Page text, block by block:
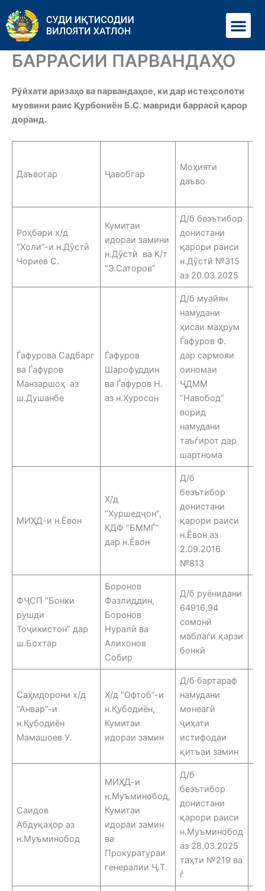
содержимому
БАРРАСИИ ПАРВАНДАҲО
Рӯйхати аризаҳо ва парвандаҳое, ки дар истеҳсолоти
муовини раис Қурбониён Б.С. мавриди баррасӣ қарор
доранд.
Даъвогар Ҷавобгар
Моҳияти
даъво
Роҳбари х/д
“Холи”-и н.Дӯстӣ
Чориев С.
Кумитаи
идораи замини
н.Дӯстӣ ва К/т
“Э.Саторов”
Д/б беэътибор
донистани
қарори раиси
н.Дӯстӣ №315
аз 20.03.2025
Ѓафурова Садбарг
ва Ѓафуров
Манзаршоҳ аз
ш.Душанбе
Ѓафуров
Шарофуддин
ва Ѓафуров Н.
аз н.Хуросон
Д/б муайян
намудани
ҳисаи маҳрум
Ѓафуров Ф.
дар сармояи
оиномаи
ҶДММ
“Навобод”
ворид
намудани
таъѓирот дар
шартнома
МИҲД-и н.Ёвон
Х/д
“Хуршедҷон”,
КДФ “БММЃ”
дар н.Ёвон
Д/б
беэътибор
донистани
қарори раиси
н.Ёвон аз
2.09.2016
№813
ФҶСП “Бонки
рушди
Тоҷикистон” дар
ш.Бохтар
Боронов
Фазлиддин,
Боронов
Нуралӣ ва
Алихонов
Собир
Д/б руёнидани
64916,94
сомонӣ
маблаѓи қарзи
бонкӣ
Саҳмдорони х/д
“Анвар”-и
н.Қубодиён
Мамашоев У.
Х/д “Офтоб”-и
н.Қубодиён,
Кумитаи
идораи замин
Д/б бартараф
намудани
монеагӣ
ҷиҳати
истифодаи
қитъаи замин
Саидов
Абдуқаҳор аз
н.Муъминобод
МИҲД-и
н.Муъминобод,
Кумитаи
идораи замин
ва
Прокуратураи
генералии Ҷ.Т.
Д/б
беэътибор
донистани
қарори раиси
н.Муъминобод
аз 28.03.2025
таҳти №219 ва
ѓ